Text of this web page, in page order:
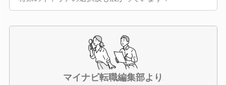
マイナビ転職編集部より